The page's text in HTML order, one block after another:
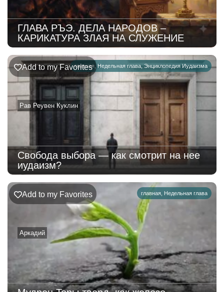
ГЛАВА РЪЭ. ДЕЛА НАРОДОВ –
КАРИКАТУРА ЗЛАЯ НА СЛУЖЕНИЕ
главная, Недельная глава,Энциклопедия Иудаизма
Рав Реувен Куклин
Add to my Favorites
Свобода выбора — как смотрит на нее
иудаизм?
главная, Недельная глава
Аркадий
Add to my Favorites